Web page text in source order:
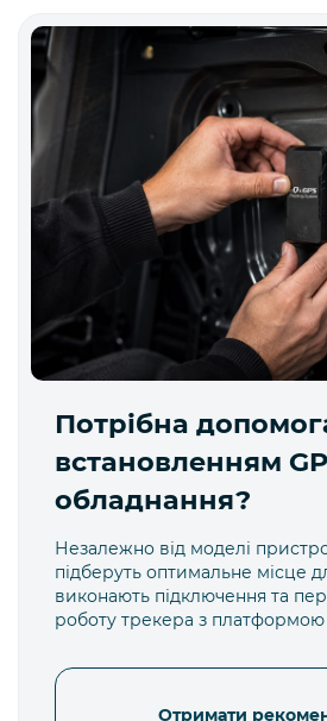
Потрібна
встановленням
обладнання?
Незалежно від моделі
підберуть оптимальне місце
виконають підключення та
роботу трекера з платформою
Отримати